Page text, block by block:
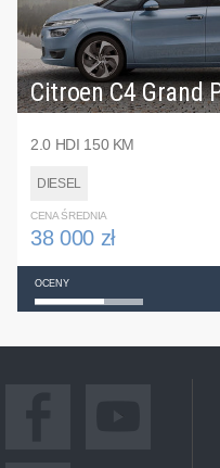
Citroen C4 Grand
2.0 HDI 150 KM
DIESEL
CENA ŚREDNIA
38 000 zł
OCENY